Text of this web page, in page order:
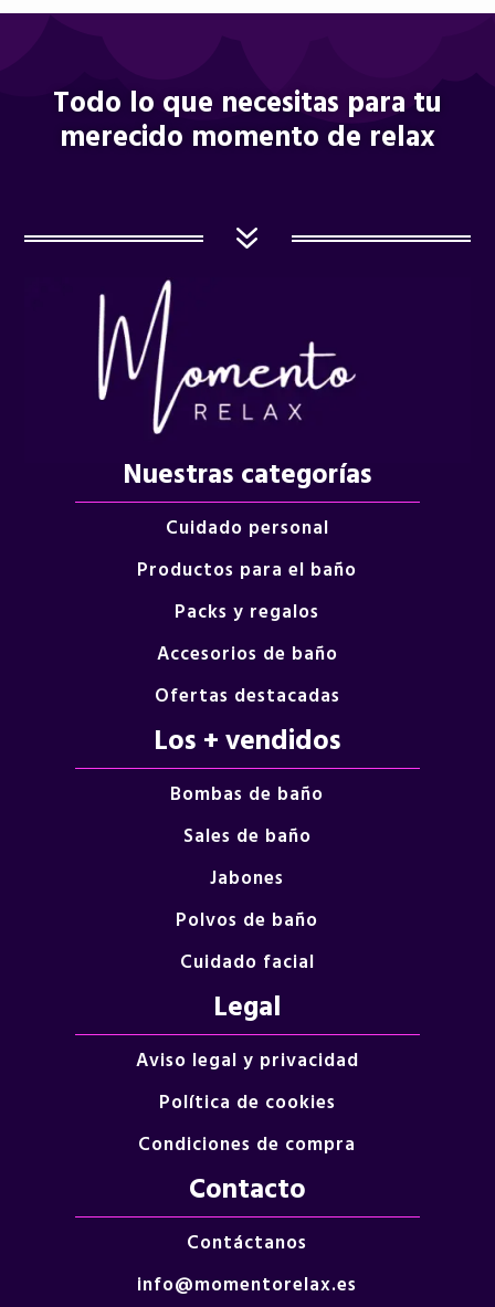
Todo lo que necesitas para tu
merecido momento de relax
7
Nuestras categorías
Cuidado personal
Productos para el baño
Packs y regalos
Accesorios de baño
Ofertas destacadas
Los + vendidos
Bombas de baño
Sales de baño
Jabones
Polvos de baño
Cuidado facial
Legal
Aviso legal y privacidad
Política de cookies
Condiciones de compra
Contacto
Contáctanos
info@momentorelax.es